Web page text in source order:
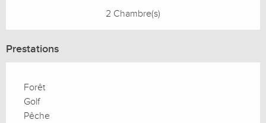
2 Chambre(s)
Prestations
Forêt
Golf
Pêche